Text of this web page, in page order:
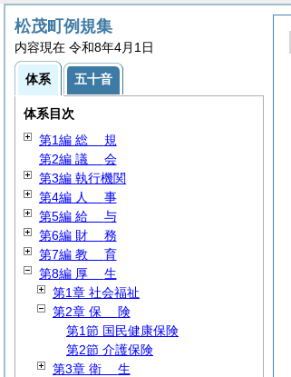
松茂町例規集
内容現在 令和8年4月1日
体系 五十音
体系目次
第1編 総 規
第2編 議 会
第3編 執行機関
第4編 人 事
第5編 給 与
第6編 財 務
第7編 教 育
第8編 厚 生
第1章 社会福祉
第2章 保
険
第1節 国民健康保険
第2節 介護保険
第3章 衛 生